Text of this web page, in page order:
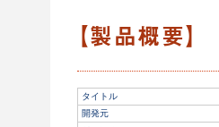
【製品概要】
タイトル
開発元